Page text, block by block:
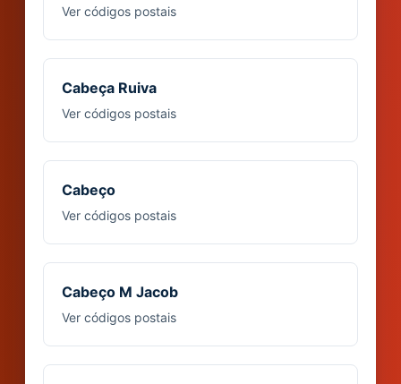
Ver códigos postais
Cabeça Ruiva
Ver códigos postais
Cabeço
Ver códigos postais
Cabeço M Jacob
Ver códigos postais